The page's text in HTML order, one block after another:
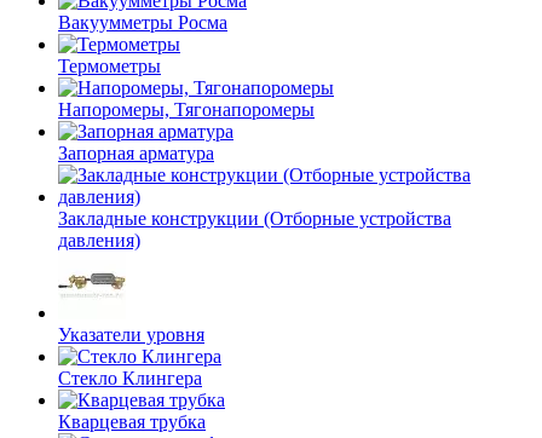
Вакуумметры Росма
Термометры
Напоромеры, Тягонапоромеры
Запорная арматура
Закладные конструкции (Отборные устройства
давления)
Указатели уровня
Стекло Клингера
Кварцевая трубка